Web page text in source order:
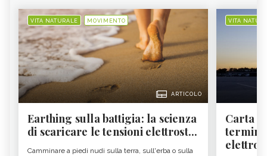
VITA NATURALE MOVIMENTO
ARTICOLO
Earthing sulla battigia: la scienza
di scaricare le tensioni elettrost...
Camminare a piedi nudi sulla terra, sull'erba o sulla
VITA
Carta